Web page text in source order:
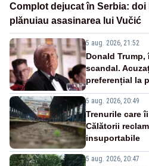
Complot dejucat în Serbia:
plănuiau asasinarea lui Vučić
5 aug. 2026, 21:52
Donald
scandal.
preferențial la
5 aug. 2026, 20:49
Trenurile care
Călătorii
insuportabile
5 aug. 2026, 20:47